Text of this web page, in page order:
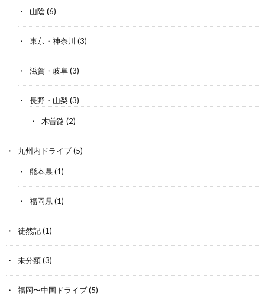
山陰(6)
東京・神奈川 (3)
滋賀・岐阜(3)
長野・山梨(3)
木曽路(2)
九州内ドライブ(5)
熊本県(1)
福岡県(1)
徒然記(1)
未分類(3)
福岡〜中国ドライブ(5)